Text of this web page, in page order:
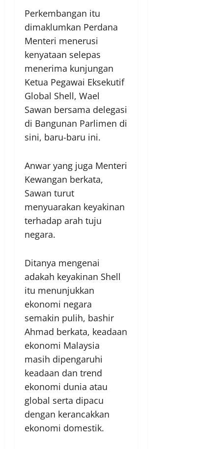
Perkembangan itu
dimaklumkan Perdana
Menteri menerusi
kenyataan selepas
menerima kunjungan
Ketua Pegawai Eksekutif
Global Shell, Wael
Sawan bersama delegasi
di Bangunan Parlimen di
sini, baru-baru ini.
Anwar yang juga Menteri
Kewangan berkata,
Sawan turut
menyuarakan keyakinan
terhadap arah tuju
negara.
Ditanya mengenai
adakah keyakinan Shell
itu menunjukkan
ekonomi negara
semakin pulih, bashir
Ahmad berkata, keadaan
ekonomi Malaysia
masih dipengaruhi
keadaan dan trend
ekonomi dunia atau
global serta dipacu
dengan kerancakkan
ekonomi domestik.